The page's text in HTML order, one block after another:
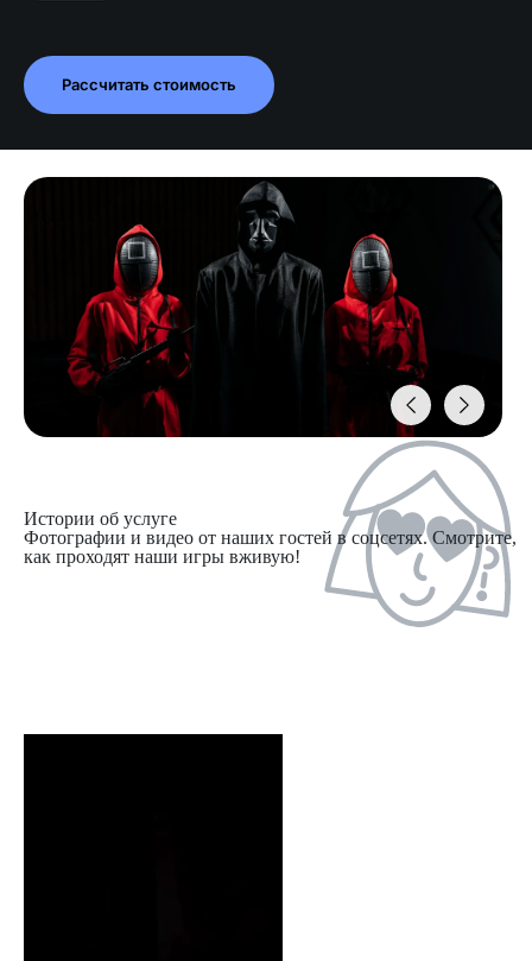
Рассчитать стоимость
Истории об услуге
Фотографии и видео от наших гостей в соцсетях. Смотрите,
как проходят наши игры вживую!